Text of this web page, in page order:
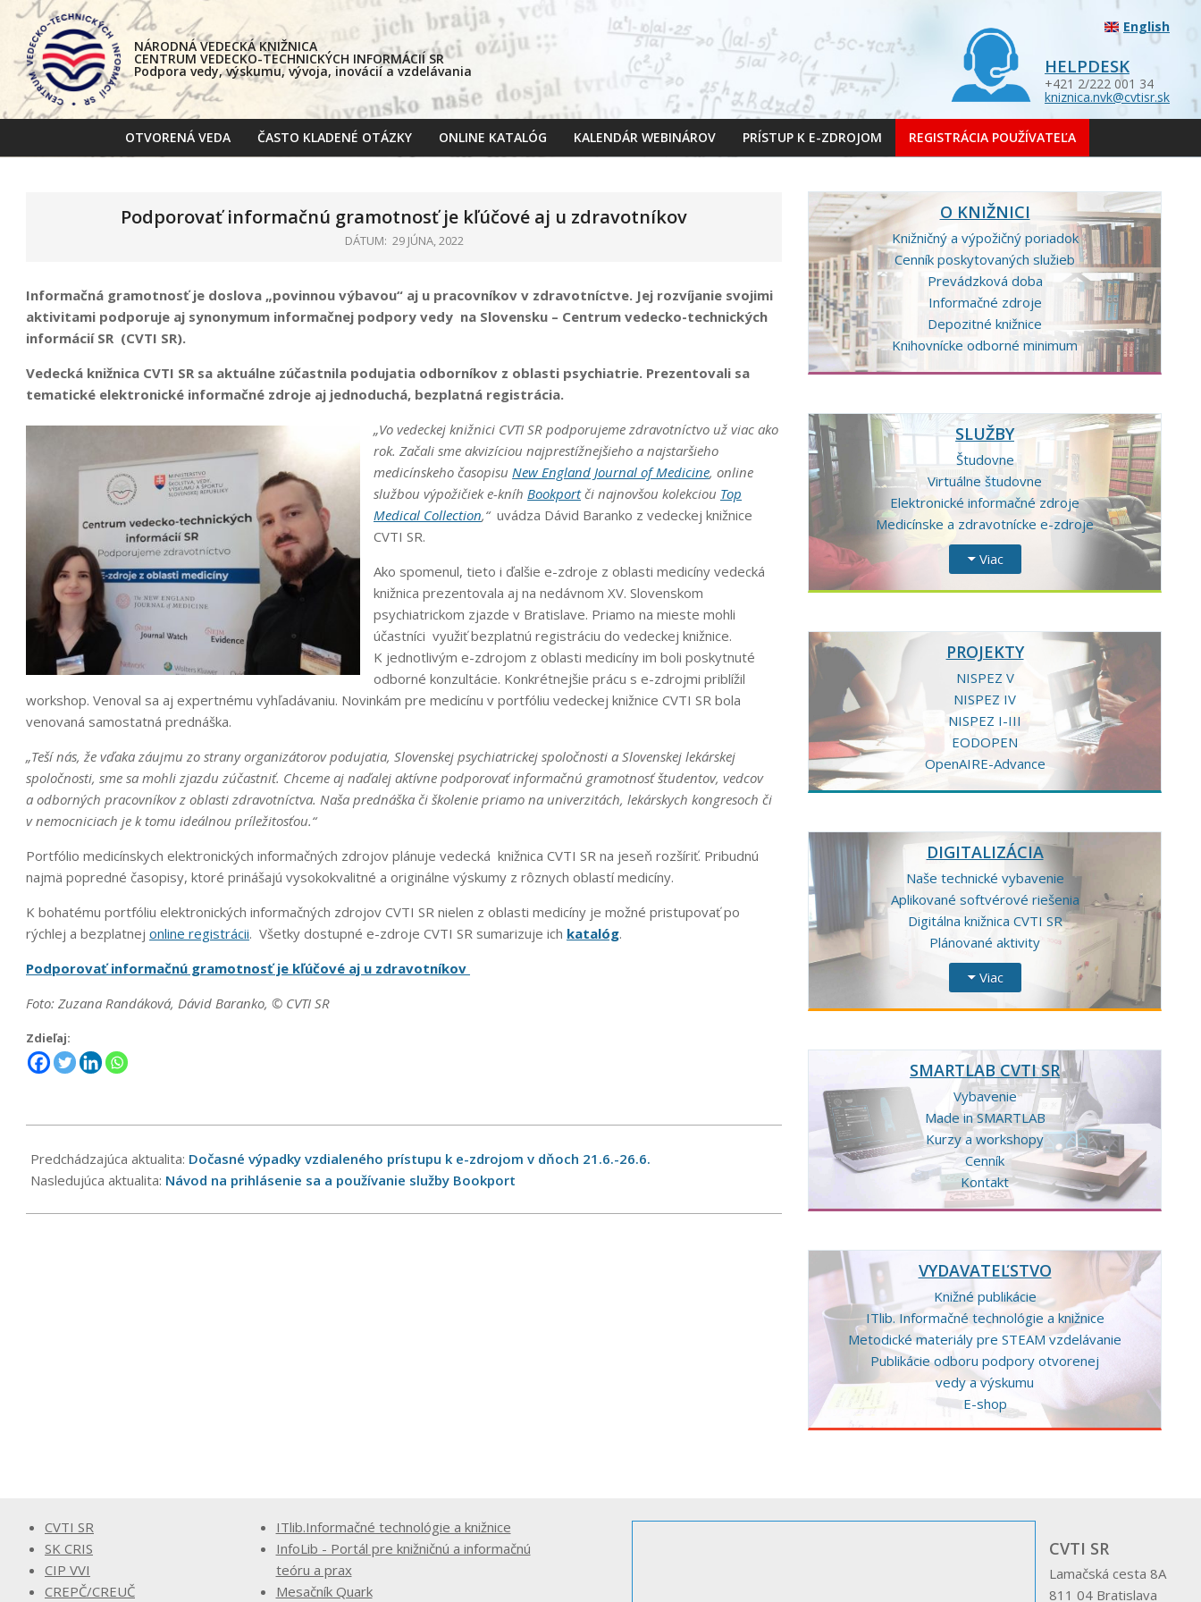
Skip
content
NÁRODNÁ VEDECKÁ KNIŽNICA
CENTRUM VEDECKO-TECHNICKÝCH INFORMÁCIÍ SR
Podpora vedy, výskumu, vývoja, inovácií a vzdelávania
English
HELPDESK
+421 2/222 001 34
kniznica.nvk@cvtisr.sk
Primary
OTVORENÁ VEDA ČASTO KLADENÉ OTÁZKY ONLINE KATALÓG KALENDÁR WEBINÁROV PRÍSTUP K E-ZDROJOM REGISTRÁCIA POUŽÍVATEĽA
Podporovať informačnú gramotnosť je kľúčové aj u zdravotníkov
DÁTUM: 29 JÚNA, 2022
Informačná gramotnosť je doslova „povinnou výbavou“ aj u pracovníkov v zdravotníctve. Jej rozvíjanie svojimi
aktivitami podporuje aj synonymum informačnej podpory vedy na Slovensku – Centrum vedecko-technických
informácií SR (CVTI SR).
Vedecká knižnica CVTI SR sa aktuálne zúčastnila podujatia odborníkov z oblasti psychiatrie. Prezentovali sa
tematické elektronické informačné zdroje aj jednoduchá, bezplatná registrácia.
„Vo vedeckej knižnici CVTI SR podporujeme zdravotníctvo už viac ako
rok. Začali sme akvizíciou najprestížnejšieho a najstaršieho
medicínskeho časopisu New England Journal of Medicine, online
službou výpožičiek e-kníh Bookportči najnovšou kolekciou Top
Medical Collection,“ uvádza Dávid Baranko z vedeckej knižnice
CVTI SR.
Ako spomenul, tieto i ďalšie e-zdroje z oblasti medicíny vedecká
knižnica prezentovala aj na nedávnom XV. Slovenskom
psychiatrickom zjazde v Bratislave. Priamo na mieste mohli
účastníci využiť bezplatnú registráciu do vedeckej knižnice.
K jednotlivým e-zdrojom z oblasti medicíny im boli poskytnuté
odborné konzultácie. Konkrétnejšie prácu s e-zdrojmi priblížil
workshop. Venoval sa aj expertnému vyhľadávaniu. Novinkám pre medicínu v portfóliu vedeckej knižnice CVTI SR bola
venovaná samostatná prednáška.
„Teší nás, že vďaka záujmu zo strany organizátorov podujatia, Slovenskej psychiatrickej spoločnosti a Slovenskej lekárskej
spoločnosti, sme sa mohli zjazdu zúčastniť. Chceme aj naďalej aktívne podporovať informačnú gramotnosť študentov, vedcov
a odborných pracovníkov z oblasti zdravotníctva. Naša prednáška či školenie priamo na univerzitách, lekárskych kongresoch či
v nemocniciach je k tomu ideálnou príležitosťou.“
Portfólio medicínskych elektronických informačných zdrojov plánuje vedecká knižnica CVTI SR na jeseň rozšíriť. Pribudnú
najmä popredné časopisy, ktoré prinášajú vysokokvalitné a originálne výskumy z rôznych oblastí medicíny.
K bohatému portfóliu elektronických informačných zdrojov CVTI SR nielen z oblasti medicíny je možné pristupovať po
rýchlej a bezplatnej online registrácii. Všetky dostupné e-zdroje CVTI SR sumarizuje ich katalóg.
Podporovať informačnú gramotnosť je kľúčové aj u zdravotníkov
Foto: Zuzana Randáková, Dávid Baranko, © CVTI SR
Zdieľaj:
06-
29
Predchádzajúca aktualita: Dočasné výpadky vzdialeného prístupu k e-zdrojom v dňoch 21.6.-26.6.
Nasledujúca aktualita: Návod na prihlásenie sa a používanie služby Bookport
O KNIŽNICI
Knižničný a výpožičný poriadok
Cenník poskytovaných služieb
Prevádzková doba
Informačné zdroje
Depozitné knižnice
Knihovnícke odborné minimum
SLUŽBY
Študovne
Virtuálne študovne
Elektronické informačné zdroje
Medicínske a zdravotnícke e-zdroje
Viac
PROJEKTY
NISPEZ V
NISPEZ IV
NISPEZ I-III
EODOPEN
OpenAIRE-Advance
DIGITALIZÁCIA
Naše technické vybavenie
Aplikované softvérové riešenia
Digitálna knižnica CVTI SR
Plánované aktivity
Viac
SMARTLAB CVTI SR
Vybavenie
Made in SMARTLAB
Kurzy a workshopy
Cenník
Kontakt
VYDAVATEĽSTVO
Knižné publikácie
ITlib. Informačné technológie a knižnice
Metodické materiály pre STEAM vzdelávanie
Publikácie odboru podpory otvorenej
vedy a výskumu
E-shop
CVTI SR
SK CRIS
CIP VVI
CREPČ/CREUČ
ITlib.Informačné technológie a knižnice
InfoLib - Portál pre knižničnú a informačnú
teóru a prax
Mesačník Quark
CVTI SR
Lamačská cesta 8A
811 04 Bratislava